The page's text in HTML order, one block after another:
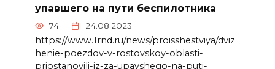
упавшего на пути беспилотника
74 24.08.2023
https://www.1rnd.ru/news/proisshestviya/dviz
henie-poezdov-v-rostovskoy-oblasti-
priostanovili-iz-za-upavshego-na-puti-